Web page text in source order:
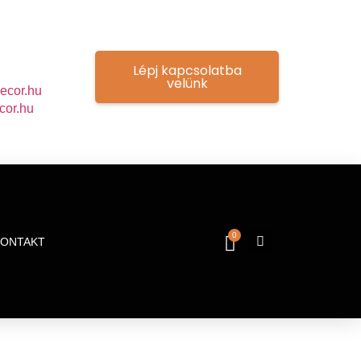
Lépj kapcsolatba
velünk
0